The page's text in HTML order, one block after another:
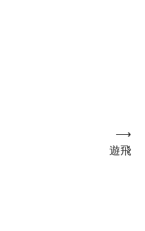
遊飛
⟶